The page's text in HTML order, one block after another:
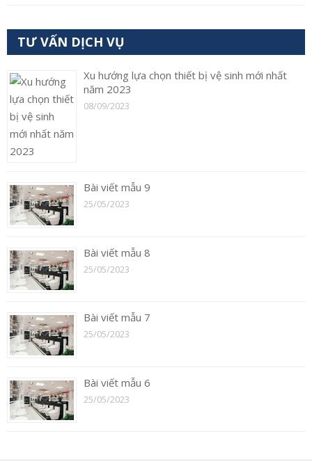
TƯ VẤN DỊCH VỤ
Xu hướng lựa chọn thiết bị vệ sinh mới nhất
năm 2023
08/09/2023
Bài viết mẫu 9
25/05/2023
Bài viết mẫu 8
25/05/2023
Bài viết mẫu 7
25/05/2023
Bài viết mẫu 6
25/05/2023